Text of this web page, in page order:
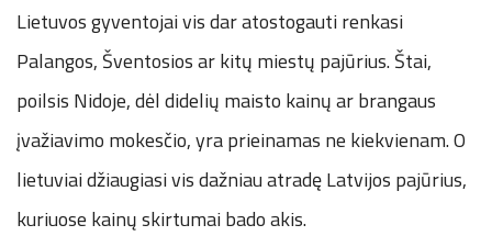
Lietuvos gyventojai vis dar atostogauti renkasi
Palangos, Šventosios ar kitų miestų pajūrius. Štai,
poilsis Nidoje, dėl didelių maisto kainų ar brangaus
įvažiavimo mokesčio, yra prieinamas ne kiekvienam. O
lietuviai džiaugiasi vis dažniau atradę Latvijos pajūrius,
kuriuose kainų skirtumai bado akis.